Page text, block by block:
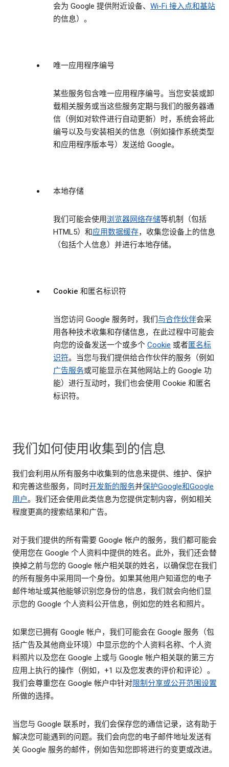
会为 Google 提供附近设备、 Wi-Fi 接入点和基站
的信息）。
唯一应用程序编号
某些服务包含唯一应用程序编号。当您安装或卸
载相关服务或当这些服务定期与我们的服务器通
信（例如对软件进行自动更新）时，系统会将此
编号以及与安装相关的信息（例如操作系统类型
和应用程序版本号）发送给 Google。
本地存储
我们可能会使用浏览器网络存储等机制（包括
HTML5）和应用数据缓存，收集您设备上的信息
（包括个人信息）并进行本地存储。
Cookie 和匿名标识符
当您访问 Google 服务时，我们与合作伙伴会采
用各种技术收集和存储信息，在此过程中可能会
向您的设备发送一个或多个 Cookie 或者匿名标
识符。当您与我们提供给合作伙伴的服务（例如
广告服务或可能显示在其他网站上的 Google 功
能）进行互动时，我们也会使用 Cookie 和匿名
标识符。
我们如何使用收集到的信息
我们会利用从所有服务中收集到的信息来提供、维护、保护
和完善这些服务，同时开发新的服务并保护Google和Google
用户。我们还会使用此类信息为您提供定制内容，例如相关
程度更高的搜索结果和广告。
对于我们提供的所有需要 Google 帐户的服务，我们都可能会
使用您在 Google 个人资料中提供的姓名。此外，我们还会替
换掉之前与您的 Google 帐户相关联的姓名，以确保您在我们
的所有服务中采用同一个身份。如果其他用户知道您的电子
邮件地址或其他能够识别您身份的信息，我们就会向他们显
示您的 Google 个人资料公开信息，例如您的姓名和照片。
如果您已拥有 Google 帐户，我们可能会在 Google 服务（包
括广告及其他商业环境）中显示您的个人资料名称、个人资
料照片以及您在 Google 上或与 Google 帐户相关联的第三方
应用上执行的操作（例如，+1 以及您发表的评价和评论）。
我们会尊重您在 Google 帐户中针对限制分享或公开范围设置
所做的选择。
当您与 Google 联系时，我们会保存您的通信记录，这有助于
解决您可能遇到的问题。我们会向您的电子邮件地址发送有
关 Google 服务的邮件，例如告知您即将进行的变更或改进。